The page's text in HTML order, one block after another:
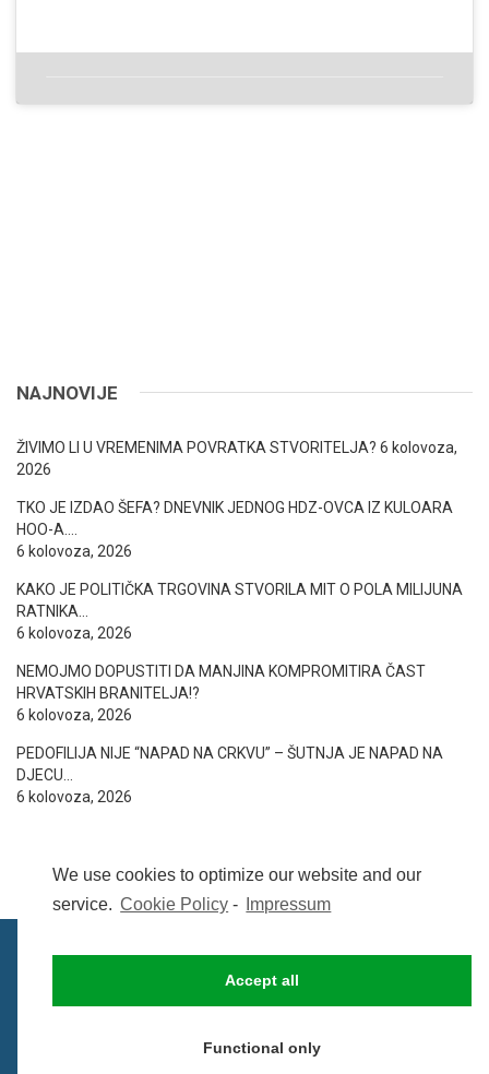
We use cookies to optimize our website and our
service. Cookie Policy - Impressum
Accept all
Functional only
NAJNOVIJE
ŽIVIMO LI U VREMENIMA POVRATKA STVORITELJA? 6 kolovoza,
2026
TKO JE IZDAO ŠEFA? DNEVNIK JEDNOG HDZ-OVCA IZ KULOARA
HOO-A….
6 kolovoza, 2026
KAKO JE POLITIČKA TRGOVINA STVORILA MIT O POLA MILIJUNA
RATNIKA…
6 kolovoza, 2026
NEMOJMO DOPUSTITI DA MANJINA KOMPROMITIRA ČAST
HRVATSKIH BRANITELJA!?
6 kolovoza, 2026
PEDOFILIJA NIJE “NAPAD NA CRKVU” – ŠUTNJA JE NAPAD NA
DJECU…
6 kolovoza, 2026